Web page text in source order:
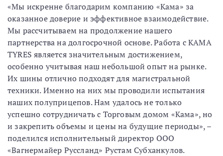
«Мы искренне благодарим компанию «Кама» за
оказанное доверие и эффективное взаимодействие.
Мы рассчитываем на продолжение нашего
партнерства на долгосрочной основе. Работа с KAMA
TYRES является значительным достижением,
особенно учитывая наш небольшой опыт на рынке.
Их шины отлично подходят для магистральной
техники. Именно на них мы проводили испытания
наших полуприцепов. Нам удалось не только
успешно сотрудничать с Торговым домом «Кама», но
и закрепить объемы и цены на будущие периоды», –
поделился исполнительный директор ООО
«Вагнермайер Руссланд» Рустам Субханкулов.